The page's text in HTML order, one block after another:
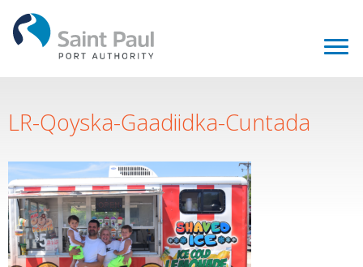
LR-Qoyska-Gaadiidka-Cuntada